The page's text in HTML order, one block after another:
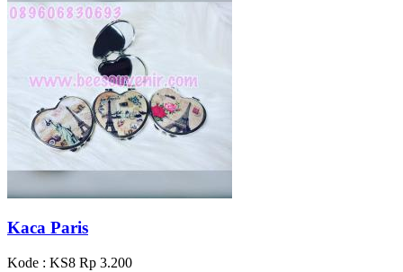
Kaca Paris
Kode : KS8 Rp 3.200